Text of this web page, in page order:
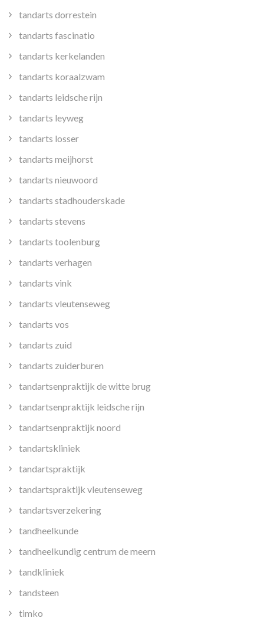
tandarts dorrestein
tandarts fascinatio
tandarts kerkelanden
tandarts koraalzwam
tandarts leidsche rijn
tandarts leyweg
tandarts losser
tandarts meijhorst
tandarts nieuwoord
tandarts stadhouderskade
tandarts stevens
tandarts toolenburg
tandarts verhagen
tandarts vink
tandarts vleutenseweg
tandarts vos
tandarts zuid
tandarts zuiderburen
tandartsenpraktijk de witte brug
tandartsenpraktijk leidsche rijn
tandartsenpraktijk noord
tandartskliniek
tandartspraktijk
tandartspraktijk vleutenseweg
tandartsverzekering
tandheelkunde
tandheelkundig centrum de meern
tandkliniek
tandsteen
timko